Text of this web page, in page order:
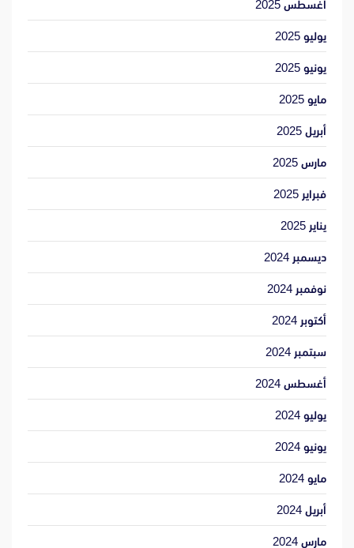
أغسطس 2025
يوليو 2025
يونيو 2025
مايو 2025
أبريل 2025
مارس 2025
فبراير 2025
يناير 2025
ديسمبر 2024
نوفمبر 2024
أكتوبر 2024
سبتمبر 2024
أغسطس 2024
يوليو 2024
يونيو 2024
مايو 2024
أبريل 2024
مارس 2024